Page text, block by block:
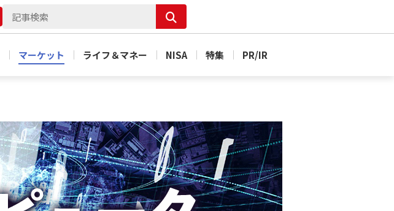
マーケット ライフ＆マネー NISA 特集 PR/IR